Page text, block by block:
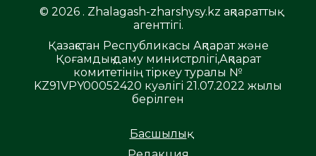
© 2026 . Zhalagash-zharshysy.kz ақпараттық
агенттігі.
Қазақстан Республикасы Ақпарат және
Қоғамдық даму министрлігі,Ақпарат
комитетінің тіркеу туралы №
KZ91VPY00052420 куәлігі 21.07.2022 жылы
берілген
Басшылық